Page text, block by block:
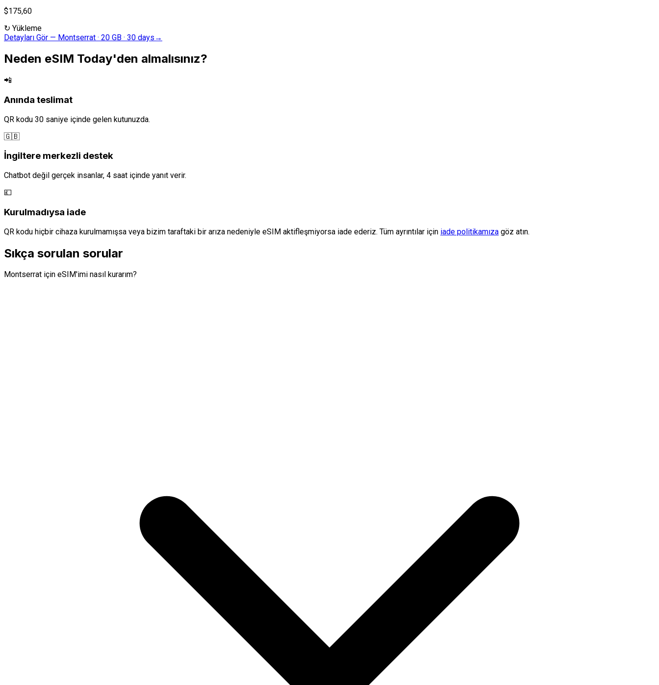
$175,60
↻ Yükleme
Detayları Gör — Montserrat · 20 GB · 30 days →
Neden eSIM Today'den almalısınız?
📲
Anında teslimat
QR kodu 30 saniye içinde gelen kutunuzda.
🇬🇧
İngiltere merkezli destek
Chatbot değil gerçek insanlar, 4 saat içinde yanıt verir.
💷
Kurulmadıysa iade
QR kodu hiçbir cihaza kurulmamışsa veya bizim taraftaki bir arıza nedeniyle eSIM aktifleşmiyorsa iade ederiz. Tüm ayrıntılar için iade politikamıza göz atın.
Sıkça sorulan sorular
Montserrat için eSIM'imi nasıl kurarım?